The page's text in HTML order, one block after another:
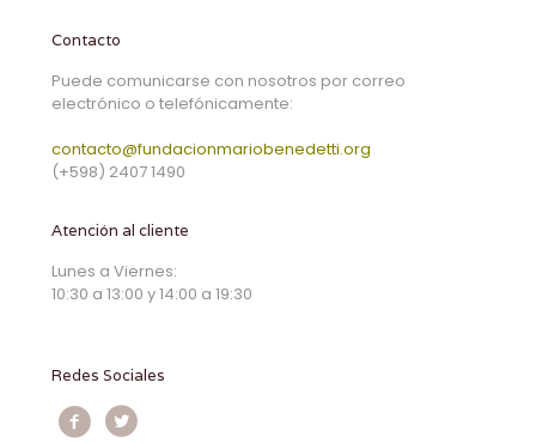
Contacto
Puede comunicarse con nosotros por correo
electrónico o telefónicamente:
contacto@fundacionmariobenedetti.org
(+598) 2407 1490
Atención al cliente
Lunes a Viernes:
10:30 a 13:00 y 14:00 a 19:30
Redes Sociales